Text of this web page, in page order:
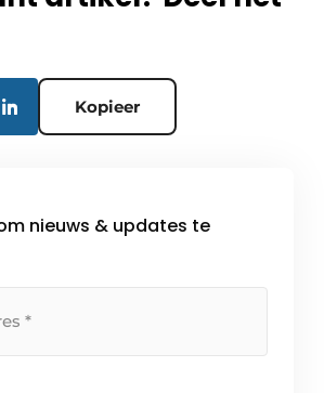
Kopieer
nieuws & updates te